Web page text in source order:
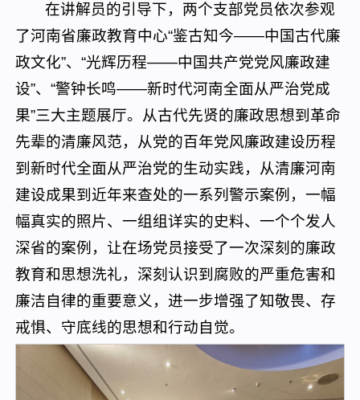
在讲解员的引导下，两个支部党员依次参观
了河南省廉政教育中心“鉴古知今——中国古代廉
政文化”、“光辉历程——中国共产党党风廉政建
设”、“警钟长鸣——新时代河南全面从严治党成
果”三大主题展厅。从古代先贤的廉政思想到革命
先辈的清廉风范，从党的百年党风廉政建设历程
到新时代全面从严治党的生动实践，从清廉河南
建设成果到近年来查处的一系列警示案例，一幅
幅真实的照片、一组组详实的史料、一个个发人
深省的案例，让在场党员接受了一次深刻的廉政
教育和思想洗礼，深刻认识到腐败的严重危害和
廉洁自律的重要意义，进一步增强了知敬畏、存
戒惧、守底线的思想和行动自觉。